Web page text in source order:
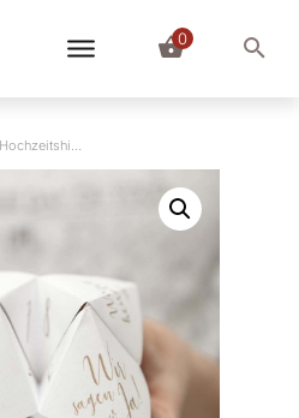
0
Hochzeitshimmel (personalisierbar)